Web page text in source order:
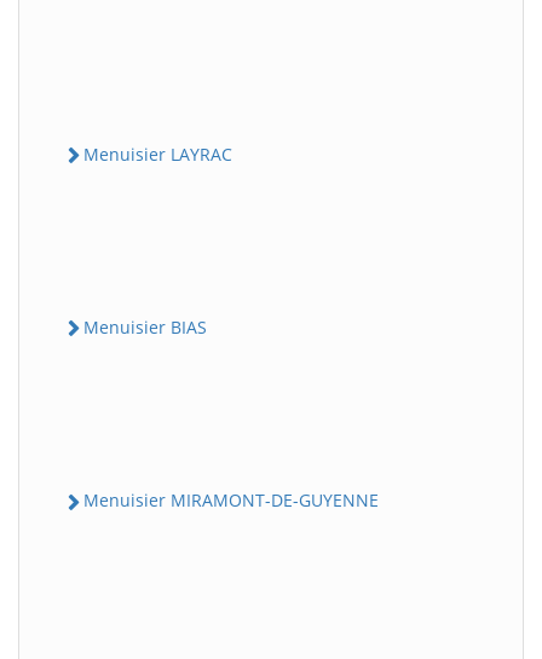
Menuisier LAYRAC
Menuisier BIAS
Menuisier MIRAMONT-DE-GUYENNE